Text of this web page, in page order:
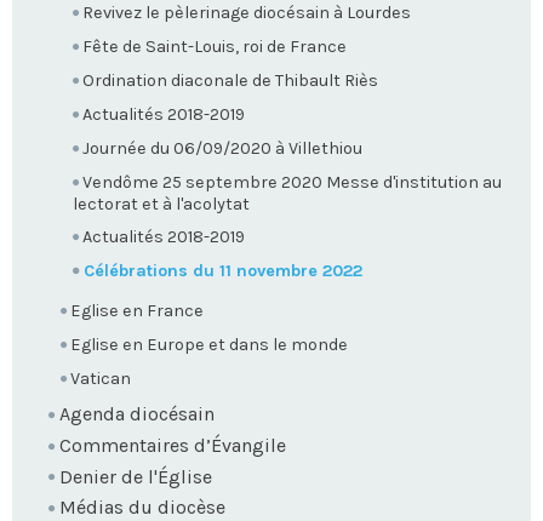
Revivez le pèlerinage diocésain à Lourdes
Fête de Saint-Louis, roi de France
Ordination diaconale de Thibault Riès
Actualités 2018-2019
Journée du 06/09/2020 à Villethiou
Vendôme 25 septembre 2020 Messe d'institution au
lectorat et à l'acolytat
Actualités 2018-2019
Célébrations du 11 novembre 2022
Eglise en France
Eglise en Europe et dans le monde
Vatican
Agenda diocésain
Commentaires d’Évangile
Denier de l'Église
Médias du diocèse